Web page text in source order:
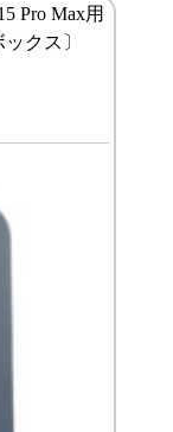
Pro Max用
クス〕